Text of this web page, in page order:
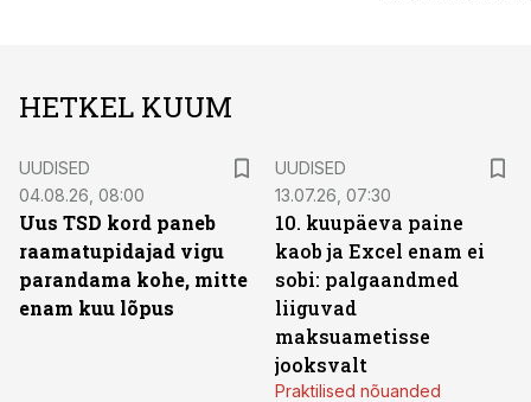
HETKEL KUUM
UUDISED
04.08.26, 08:00
Uus TSD kord paneb
raamatupidajad vigu
parandama kohe, mitte
enam kuu lõpus
UUDISED
13.07.26, 07:30
10. kuupäeva paine
kaob ja Excel enam ei
sobi: palgaandmed
liiguvad
maksuametisse
jooksvalt
Praktilised nõuanded